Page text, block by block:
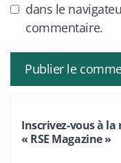
dans le
commentaire.
Inscrivez-vous à
« RSE Magazine »